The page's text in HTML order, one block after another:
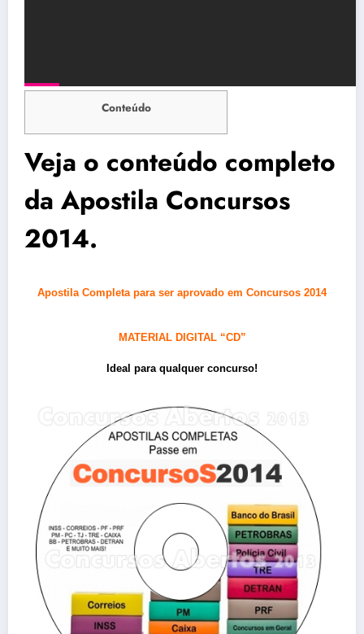
Conteúdo
Veja o conteúdo completo
da Apostila Concursos
2014.
Apostila Completa para ser aprovado em Concursos 2014
MATERIAL DIGITAL “CD”
Ideal para qualquer concurso!